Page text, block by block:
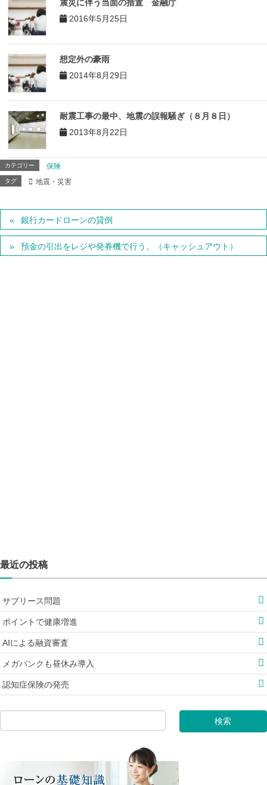
震災に伴う当面の措置 金融庁
2016年5月25日
想定外の豪雨
2014年8月29日
耐震工事の最中、地震の誤報騒ぎ（８月８日）
2013年8月22日
カテゴリー 保険
タグ 地震・災害
銀行カードローンの貸倒
預金の引出をレジや発券機で行う。（キャッシュアウト）
最近の投稿
サブリース問題
ポイントで健康増進
AIによる融資審査
メガバンクも昼休み導入
認知症保険の発売